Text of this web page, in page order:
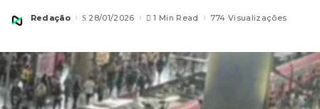
Posted
Redação 28/01/2026 1 Min Read 774 Visualizações